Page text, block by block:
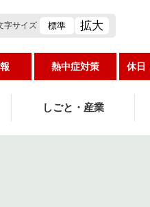
字サイズ 標準 拡大
熱中症対策 休日
しごと・産業